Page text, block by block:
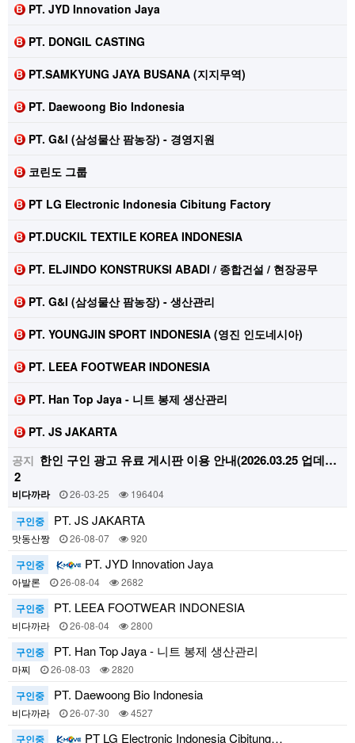
PT. JYD Innovation Jaya
PT. DONGIL CASTING
PT.SAMKYUNG JAYA BUSANA (지지무역)
PT. Daewoong Bio Indonesia
PT. G&I (삼성물산 팜농장) - 경영지원
코린도 그룹
PT LG Electronic Indonesia Cibitung Factory
PT.DUCKIL TEXTILE KOREA INDONESIA
PT. ELJINDO KONSTRUKSI ABADI / 종합건설 / 현장공무
PT. G&I (삼성물산 팜농장) - 생산관리
PT. YOUNGJIN SPORT INDONESIA (영진 인도네시아)
PT. LEEA FOOTWEAR INDONESIA
PT. Han Top Jaya - 니트 봉제 생산관리
PT. JS JAKARTA
공지 한인 구인 광고 유료 게시판 이용 안내(2026.03.25 업데…
2
비다까라 26-03-25 196404
구인중 PT. JS JAKARTA
맛동산짱 26-08-07 920
구인중 PT. JYD Innovation Jaya
아발론 26-08-04 2682
구인중 PT. LEEA FOOTWEAR INDONESIA
비다까라 26-08-04 2800
구인중 PT. Han Top Jaya - 니트 봉제 생산관리
마찌 26-08-03 2820
구인중 PT. Daewoong Bio Indonesia
비다까라 26-07-30 4527
구인중 PT LG Electronic Indonesia Cibitung…